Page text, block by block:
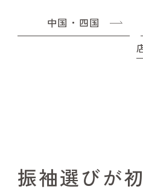
中国・四国
振袖選びが